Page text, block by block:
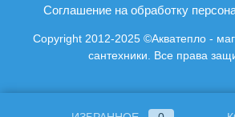
Соглашение на обработку
Copyright 2012-2025 ©Акватепло -
сантехники. Все права